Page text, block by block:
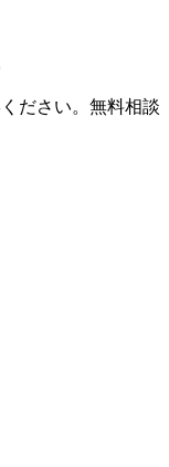
ださい。無料相談